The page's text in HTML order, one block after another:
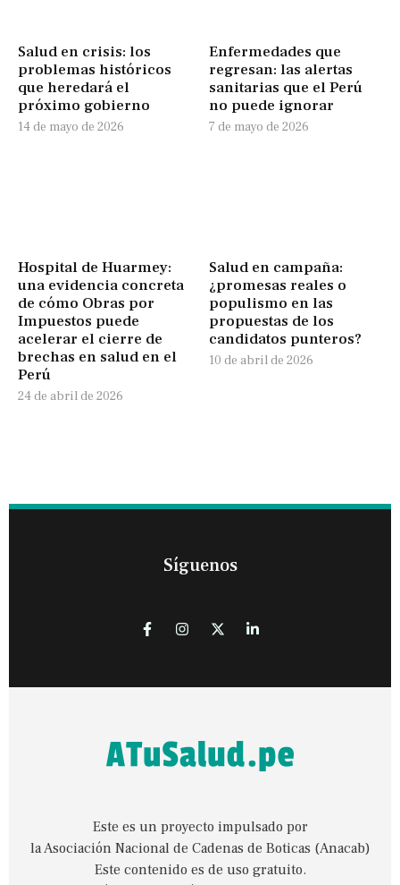
Salud en crisis: los
problemas históricos
que heredará el
próximo gobierno
14 de mayo de 2026
Enfermedades que
regresan: las alertas
sanitarias que el Perú
no puede ignorar
7 de mayo de 2026
Hospital de Huarmey:
una evidencia concreta
de cómo Obras por
Impuestos puede
acelerar el cierre de
brechas en salud en el
Perú
24 de abril de 2026
Salud en campaña:
¿promesas reales o
populismo en las
propuestas de los
candidatos punteros?
10 de abril de 2026
Síguenos
Este es un proyecto impulsado por
la Asociación Nacional de Cadenas de Boticas (Anacab)
Este contenido es de uso gratuito.